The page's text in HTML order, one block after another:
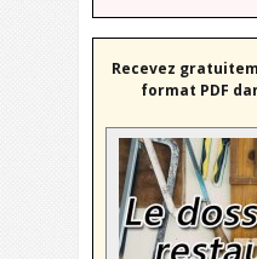
Recevez
format PDF